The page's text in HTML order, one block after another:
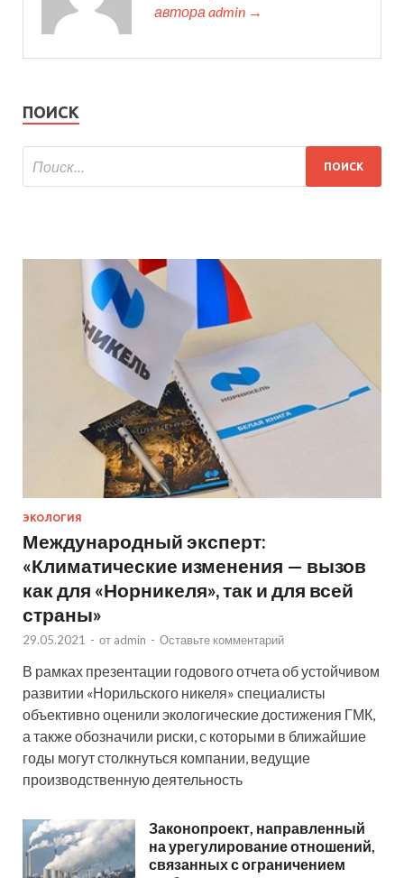
автора admin →
ПОИСК
ЭКОЛОГИЯ
Международный эксперт:
«Климатические изменения — вызов
как для «Норникеля», так и для всей
страны»
29.05.2021 - от admin - Оставьте комментарий
В рамках презентации годового отчета об устойчивом
развитии «Норильского никеля» специалисты
объективно оценили экологические достижения ГМК,
а также обозначили риски, с которыми в ближайшие
годы могут столкнуться компании, ведущие
производственную деятельность
Законопроект, направленный
на урегулирование отношений,
связанных с ограничением